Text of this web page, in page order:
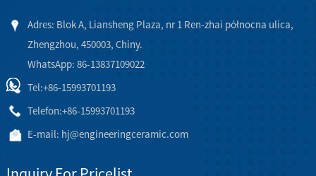
Adres: Blok A, Liansheng Plaza, nr 1 Ren-zhai północna ulica,
Zhengzhou, 450003, Chiny.
WhatsApp: 86-13837109022
Tel:+86-15993701193
Telefon:+86-15993701193
E-mail: hj@engineeringceramic.com